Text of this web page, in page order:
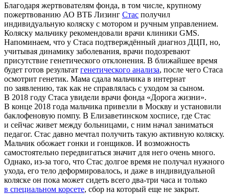
Благодаря жертвователям фонда, в том числе, крупному
пожертвованию АО ВТБ Лизинг Стас получил
индивидуальную коляску с мотором и ручным управлением.
Коляску мальчику рекомендовали врачи клиники GMS.
Напоминаем, что у Стаса подтверждённый диагноз ДЦП, но,
учитывая динамику заболевания, врачи подозревают
присутствие генетического отклонения. В ближайшее время
будет готов результат генетического анализа, после чего Стаса
осмотрит генетик. Мама сдала мальчика в интернат
по заявлению, так как не справлялась с уходом за сыном.
В 2018 году Стаса увидели врачи фонда «Дорога жизни».
В конце 2018 года мальчика привезли в Москву и установили
баклофеновую помпу. В Елизаветинском хосписе, где Стас
и сейчас живет между больницами, с ним начал заниматься
педагог. Стас давно мечтал получить такую активную коляску.
Мальчик обожает гонки и гонщиков. И возможность
самостоятельно передвигаться значит для него очень много.
Однако, из-за того, что Стас долгое время не получал нужного
ухода, его тело деформировалось, и даже в индивидуальной
коляске он пока может сидеть всего два-три часа и только
в специальном корсете, сбор на который еще не закрыт.